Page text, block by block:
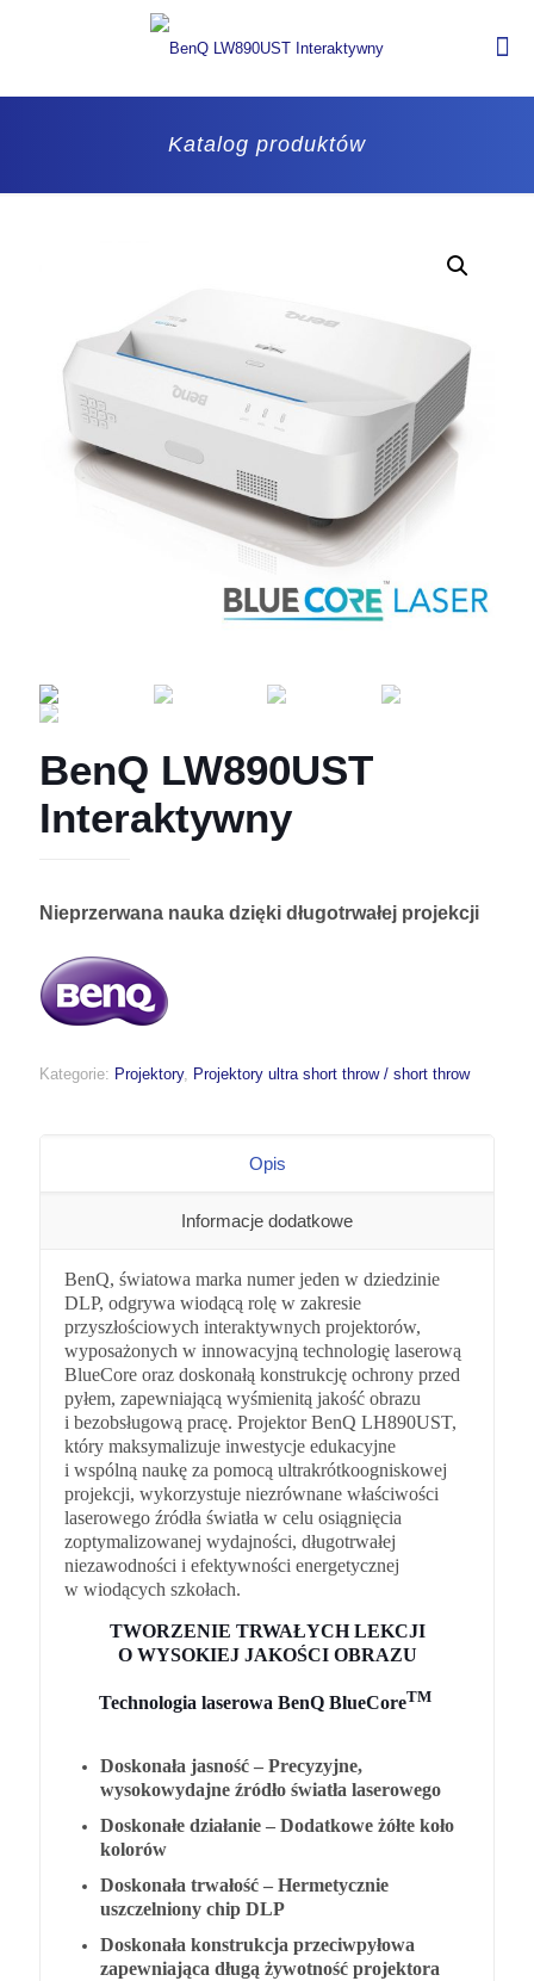
Katalog produktów
BenQ LW890UST
Interaktywny
Nieprzerwana nauka dzięki długotrwałej projekcji
Kategorie: Projektory, Projektory ultra short throw / short throw
Opis
Informacje dodatkowe
BenQ, światowa marka numer jeden w dziedzinie
DLP, odgrywa wiodącą rolę w zakresie
przyszłościowych interaktywnych projektorów,
wyposażonych w innowacyjną technologię laserową
BlueCore oraz doskonałą konstrukcję ochrony przed
pyłem, zapewniającą wyśmienitą jakość obrazu
i bezobsługową pracę. Projektor BenQ LH890UST,
który maksymalizuje inwestycje edukacyjne
i wspólną naukę za pomocą ultrakrótkoogniskowej
projekcji, wykorzystuje niezrównane właściwości
laserowego źródła światła w celu osiągnięcia
zoptymalizowanej wydajności, długotrwałej
niezawodności i efektywności energetycznej
w wiodących szkołach.
TWORZENIE TRWAŁYCH LEKCJI
O WYSOKIEJ JAKOŚCI OBRAZU
Technologia laserowa BenQ BlueCoreTM
Doskonała jasność – Precyzyjne,
wysokowydajne źródło światła laserowego
Doskonałe działanie – Dodatkowe żółte koło
kolorów
Doskonała trwałość – Hermetycznie
uszczelniony chip DLP
Doskonała konstrukcja przeciwpyłowa
zapewniająca długą żywotność projektora